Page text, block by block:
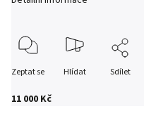
11 000 Kč
Zeptat se Hlídat Sdílet